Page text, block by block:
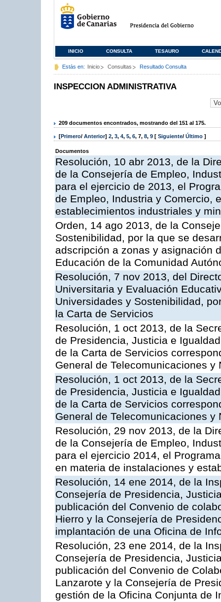
INICIO CONSULTA TESAURO
Estás en: Inicio Consultas Resultado Consulta
INSPECCION ADMINISTRATIVA
209 documentos encontrados, mostrando del 151 al 175.
[Primero/ Anterior] 2, 3, 4, 5, 6, 7, 8, 9 [ Siguiente/ Último ]
Documentos
Resolución, 10 abr 2013, de la
de la Consejería de Empleo,
para el ejercicio de 2013, el
de Empleo, Industria y Comercio,
establecimientos industriales y
Orden, 14 ago 2013, de la
Sostenibilidad, por la que se
adscripción a zonas y asignación
Educación de la Comunidad
Resolución, 7 nov 2013, del
Universitaria y Evaluación
Universidades y Sostenibilidad,
la Carta de Servicios
Resolución, 1 oct 2013, de la
de Presidencia, Justicia e
de la Carta de Servicios
General de Telecomunicaciones y
Resolución, 1 oct 2013, de la
de Presidencia, Justicia e
de la Carta de Servicios
General de Telecomunicaciones y
Resolución, 29 nov 2013, de la
de la Consejería de Empleo,
para el ejercicio 2014, el
en materia de instalaciones y
Resolución, 14 ene 2014, de la
Consejería de Presidencia,
publicación del Convenio de
Hierro y la Consejería de
implantación de una Oficina de
Resolución, 23 ene 2014, de la
Consejería de Presidencia,
publicación del Convenio de
Lanzarote y la Consejería de
gestión de la Oficina Conjunta de